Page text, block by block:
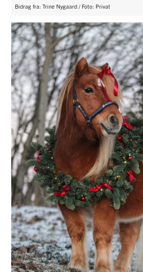
Bidrag fra: Trine Nygaard / Foto: Privat